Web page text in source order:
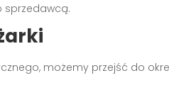
sprzedawcą.
możemy przejść do